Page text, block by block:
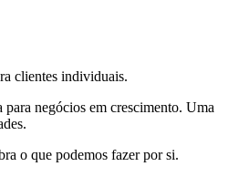
clientes individuais.
para negócios em crescimento. Uma
o que podemos fazer por si.